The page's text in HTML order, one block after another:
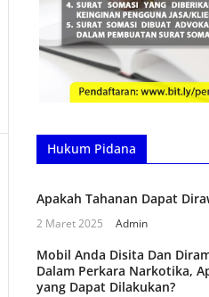
Hukum Pidana
Apakah Tahanan Dapat
2 Maret 2025 Admin
Mobil Anda Disita Dan
Dalam Perkara Narkotika,
yang Dapat Dilakukan?